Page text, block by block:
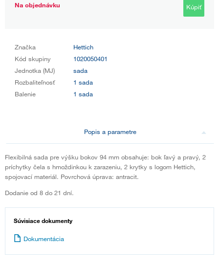
Na objednávku
Kúpiť
Značka
Hettich
Kód skupiny
1020050401
Jednotka (MJ)
sada
Rozbaliteľnosť
1 sada
Balenie
1 sada
Popis a parametre
Flexibilná sada pre výšku bokov 94 mm obsahuje: bok ľavý a pravý, 2
príchytky čela s hmoždinkou k zarazeniu, 2 krytky s logom Hettich,
spojovací materiál. Povrchová úprava: antracit.
Dodanie od 8 do 21 dní.
Súvisiace dokumenty
Dokumentácia